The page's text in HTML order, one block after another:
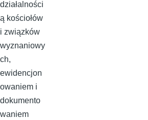
działalności
ą kościołów
i związków
wyznaniowy
ch,
ewidencjon
owaniem i
dokumento
waniem